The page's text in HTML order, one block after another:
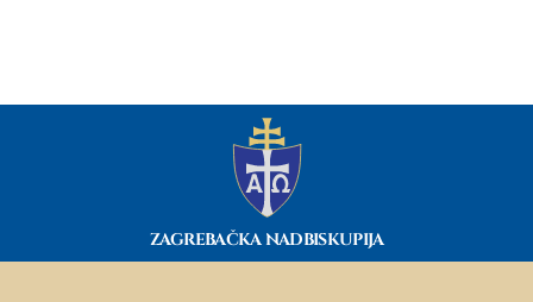
ZAGREBAČKA NADBISKUPIJA